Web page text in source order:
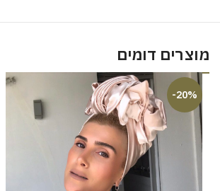
מוצרים דומים
-20%